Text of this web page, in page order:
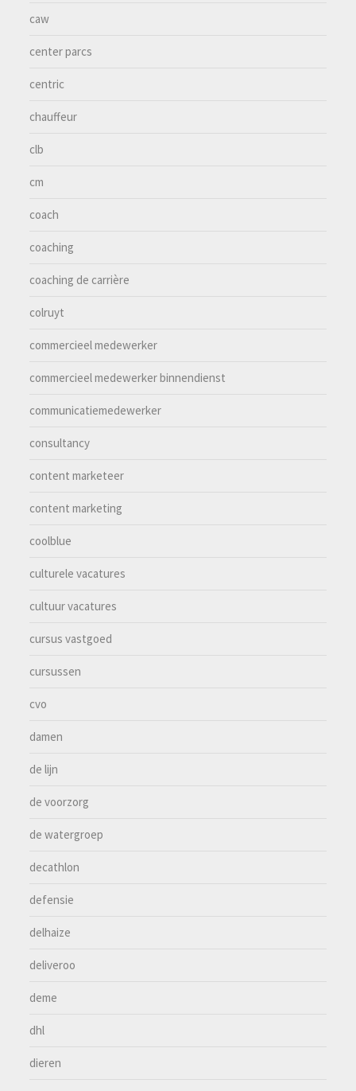
caw
center parcs
centric
chauffeur
clb
cm
coach
coaching
coaching de carrière
colruyt
commercieel medewerker
commercieel medewerker binnendienst
communicatiemedewerker
consultancy
content marketeer
content marketing
coolblue
culturele vacatures
cultuur vacatures
cursus vastgoed
cursussen
cvo
damen
de lijn
de voorzorg
de watergroep
decathlon
defensie
delhaize
deliveroo
deme
dhl
dieren